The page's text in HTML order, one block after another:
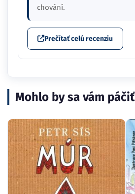
chování.
Prečítať celú recenziu
Mohlo by sa vám páčiť